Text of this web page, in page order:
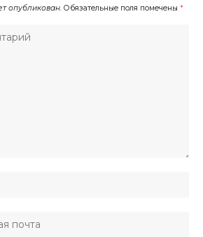
опубликован. Обязательные поля помечены *